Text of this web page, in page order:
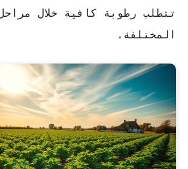
تتطلب رطوبة كافية خلال
المختلفة.